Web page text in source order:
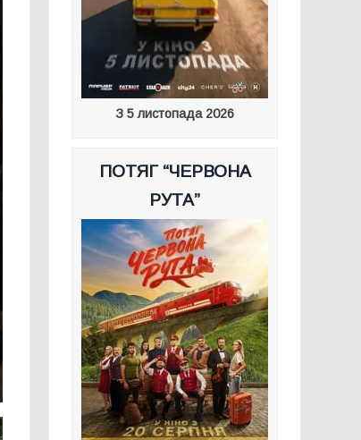
З 5 листопада 2026
ПОТЯГ “ЧЕРВОНА
РУТА”